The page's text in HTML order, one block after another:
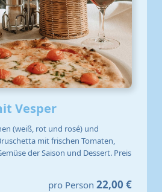
Vesper
(weiß, rot und rosé) und
mit frischen Tomaten,
der Saison und Dessert. Preis
pro Person 22,00 €